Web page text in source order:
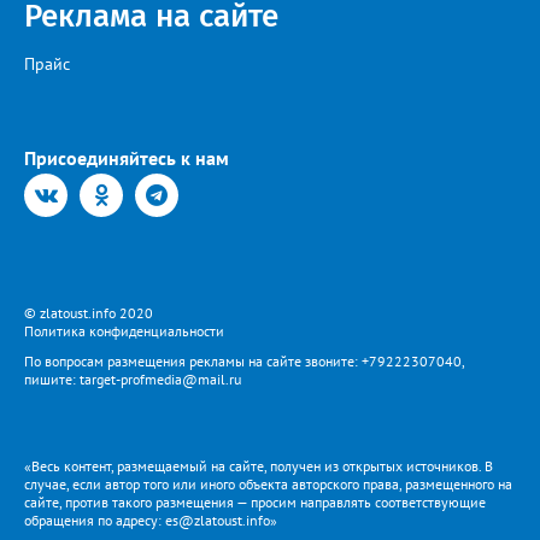
Когда будет восстановлена подача воды в дом №88 в
комментарии не уточняется.
Реклама на сайте
Прайс
Присоединяйтесь к нам
© zlatoust.info 2020
Политика конфиденциальности
По вопросам размещения рекламы на сайте звоните: +79222307040,
пишите: target-profmedia@mail.ru
«Весь контент, размещаемый на сайте, получен из открытых источников. В
случае, если автор того или иного объекта авторского права, размещенного на
сайте, против такого размещения — просим направлять соответствующие
обращения по адресу: es@zlatoust.info»